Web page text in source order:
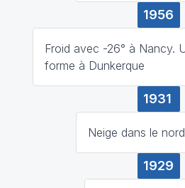
1956
Froid avec -26° à Nancy.
forme à Dunkerque
1931
Neige dans le
1929